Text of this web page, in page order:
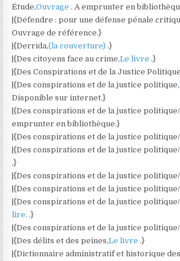
Étude,Ouvrage. A emprunter en
|{Défendre : pour une défense pénale
Ouvrage de référence.}
|{Derrida,(la couverture).}
|{Des citoyens face au crime,Le livre.}
|{Des Conspirations et de la Justice
|{Des conspirations et de la justice politique,
Disponible sur internet.}
|{Des conspirations et de la justice
emprunter en bibliothèque.}
|{Des conspirations et de la justice
|{Des conspirations et de la justice
.}
|{Des conspirations et de la justice
|{Des conspirations et de la justice
|{Des conspirations et de la justice
lire..}
|{Des conspirations et de la justice
|{Des délits et des peines,Le livre.}
|{Dictionnaire administratif et historique